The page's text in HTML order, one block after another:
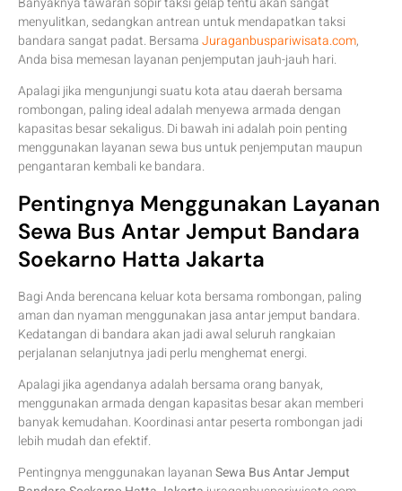
menyulitkan, sedangkan antrean untuk mendapatkan taksi
bandara sangat padat. BersamaJuraganbuspariwisata.com,
Anda bisa memesan layanan penjemputan jauh-jauh hari.
Apalagi jika mengunjungi suatu kota atau daerah bersama
rombongan, paling ideal adalah menyewa armada dengan
kapasitas besar sekaligus. Di bawah ini adalah poin penting
menggunakan layanan sewa bus untuk penjemputan maupun
pengantaran kembali ke bandara.
Pentingnya Menggunakan Layanan
Sewa Bus Antar Jemput Bandara
Soekarno Hatta Jakarta
Bagi Anda berencana keluar kota bersama rombongan, paling
aman dan nyaman menggunakan jasa antar jemput bandara.
Kedatangan di bandara akan jadi awal seluruh rangkaian
perjalanan selanjutnya jadi perlu menghemat energi.
Apalagi jika agendanya adalah bersama orang banyak,
menggunakan armada dengan kapasitas besar akan memberi
banyak kemudahan. Koordinasi antar peserta rombongan jadi
lebih mudah dan efektif.
Pentingnya menggunakan layananSewa Bus Antar Jemput